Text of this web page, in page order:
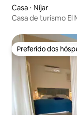
Casa ⋅ Níjar
Casa de turismo El
Preferido dos
Preferido dos